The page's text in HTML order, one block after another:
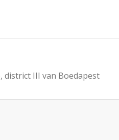
district III van Boedapest